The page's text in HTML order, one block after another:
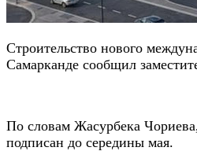
Строительство нового
Самарканде сообщил
По словам Жасурбека
подписан до середины мая.